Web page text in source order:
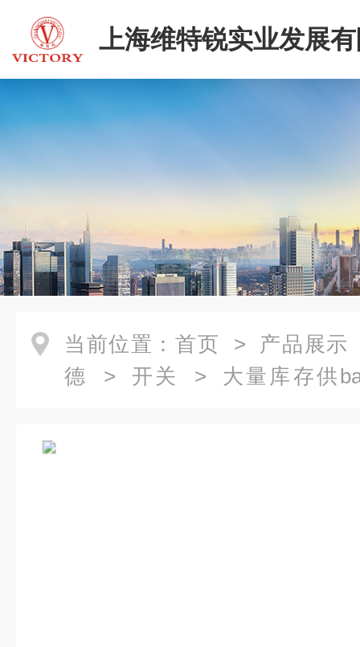
上海维特锐实业发展
当前位置： 首页 > 产品展示
德 > 开关
> 大量库存供